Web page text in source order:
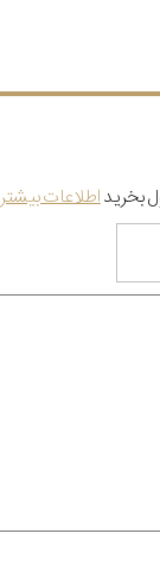
بخریداطلاعات بیشتر